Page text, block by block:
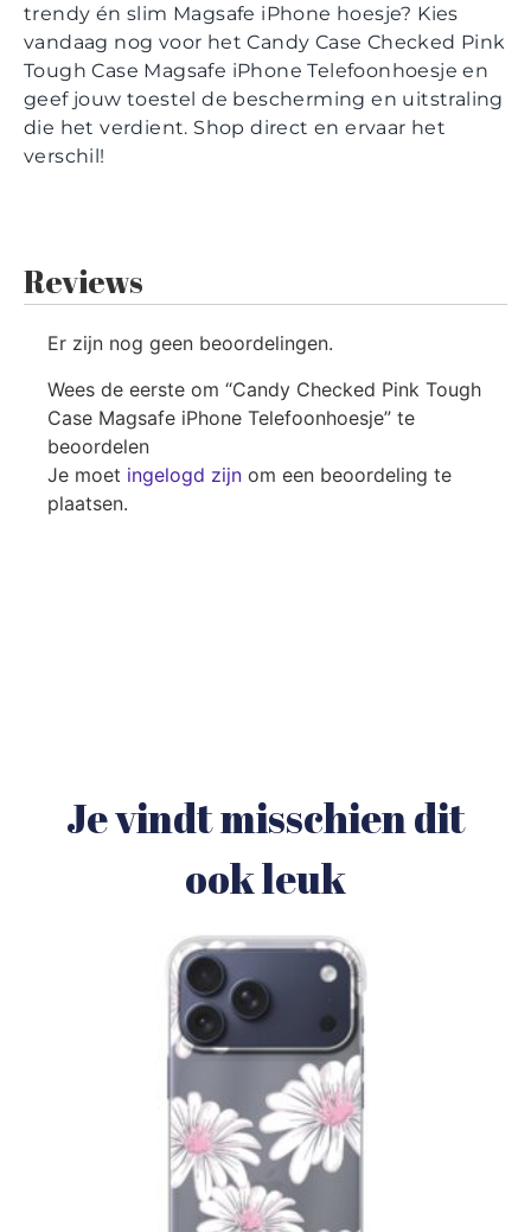
trendy én slim Magsafe iPhone hoesje? Kies
vandaag nog voor het Candy Case Checked Pink
Tough Case Magsafe iPhone Telefoonhoesje en
geef jouw toestel de bescherming en uitstraling
die het verdient. Shop direct en ervaar het
verschil!
Reviews
Er zijn nog geen beoordelingen.
Wees de eerste om “Candy Checked Pink Tough
Case Magsafe iPhone Telefoonhoesje” te
beoordelen
Je moet ingelogd zijn om een beoordeling te
plaatsen.
Je vindt misschien dit
ook leuk